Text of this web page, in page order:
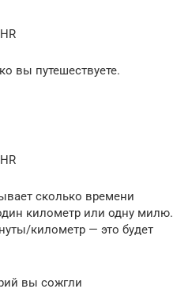
вы путешествуете.
сколько времени
километр или одну милю.
километр — это будет
вы сожгли